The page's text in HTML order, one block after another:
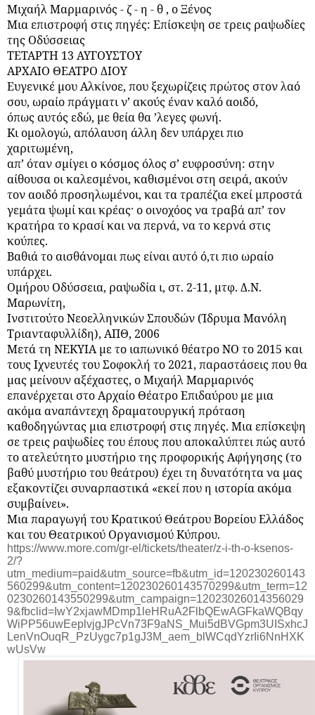
Μιχαήλ Μαρμαρινός - ζ - η - θ , ο Ξένος
Μια επιστροφή στις πηγές: Επίσκεψη σε τρεις ραψωδίες
της Οδύσσειας
ΤΕΤΑΡΤΗ 13 ΑΥΓΟΥΣΤΟΥ
ΑΡΧΑΙΟ ΘΕΑΤΡΟ ΔΙΟΥ
Ευγενικέ μου Αλκίνοε, που ξεχωρίζεις πρώτος στον λαό
σου, ωραίο πράγματι ν’ ακούς έναν καλό αοιδό,
όπως αυτός εδώ, με θεία θα ’λεγες φωνή.
Κι ομολογώ, απόλαυση άλλη δεν υπάρχει πιο
χαριτωμένη,
απ’ όταν σμίγει ο κόσμος όλος σ’ ευφροσύνη: στην
αίθουσα οι καλεσμένοι, καθισμένοι στη σειρά, ακούν
τον αοιδό προσηλωμένοι, και τα τραπέζια εκεί μπροστά
γεμάτα ψωμί και κρέας· ο οινοχόος να τραβά απ’ τον
κρατήρα το κρασί και να περνά, να το κερνά στις
κούπες.
Βαθιά το αισθάνομαι πως είναι αυτό ό,τι πιο ωραίο
υπάρχει.
Ομήρου Οδύσσεια, ραψωδία ι, στ. 2-11, μτφ. Δ.Ν.
Μαρωνίτη,
Ινστιτούτο Νεοελληνικών Σπουδών (Ίδρυμα Μανόλη
Τριανταφυλλίδη), ΑΠΘ, 2006
Μετά τη ΝΕΚΥΙΑ με το ιαπωνικό θέατρο ΝΟ το 2015 και
τους Ιχνευτές του Σοφοκλή το 2021, παραστάσεις που θα
μας μείνουν αξέχαστες, ο Μιχαήλ Μαρμαρινός
επανέρχεται στο Αρχαίο Θέατρο Επιδαύρου με μια
ακόμα αναπάντεχη δραματουργική πρόταση
καθοδηγώντας μια επιστροφή στις πηγές. Μια επίσκεψη
σε τρεις ραψωδίες του έπους που αποκαλύπτει πώς αυτό
το ατελεύτητο μυστήριο της προφορικής Αφήγησης (το
βαθύ μυστήριο του θεάτρου) έχει τη δυνατότητα να μας
εξακοντίζει συναρπαστικά «εκεί που η ιστορία ακόμα
συμβαίνει».
Μια παραγωγή του Κρατικού Θεάτρου Βορείου Ελλάδος
και του Θεατρικού Οργανισμού Κύπρου.
https://www.more.com/gr-el/tickets/theater/z-i-th-o-ksenos-
2/?
utm_medium=paid&utm_source=fb&utm_id=120230260143
560299&utm_content=120230260143570299&utm_term=12
0230260143550299&utm_campaign=12023026014356029
9&fbclid=IwY2xjawMDmp1leHRuA2FlbQEwAGFkaWQBqy
WiPP56uwEeplvjgJPcVn73F9aNS_Mui5dBVGpm3UISxhcJ
LenVnOuqR_PzUygc7p1gJ3M_aem_blWCqdYzrIi6NnHXK
wUsVw